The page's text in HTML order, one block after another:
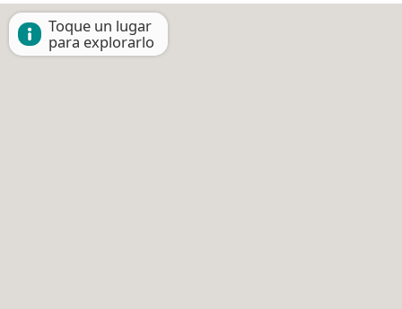
Toque un lugar
para explorarlo